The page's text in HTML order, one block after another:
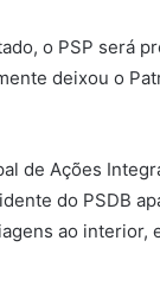
o PSP será
deixou o
de Ações
do PSDB
ao interior,